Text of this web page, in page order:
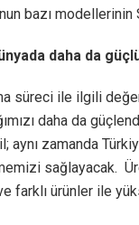
bazı
daha da
süreci ile ilgili
daha da
aynı zamanda
sağlayacak.
farklı ürünler ile